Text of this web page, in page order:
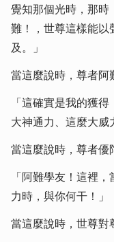
覺知那個光時，那時
難！，世尊這樣能以
及。」
當這麼說時，尊者阿
「這確實是我的獲
大神通力、這麼大威
當這麼說時，尊者優
「阿難學友！這裡
力時，與你何干！」
當這麼說時，世尊對